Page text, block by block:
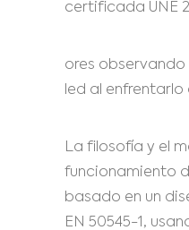
certificada UNE
ores
led al
La filosofía y el
funcionamiento
basado en un
EN 50545-1,